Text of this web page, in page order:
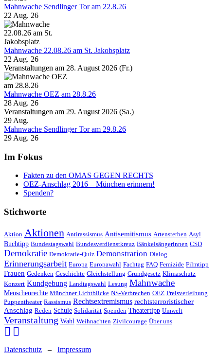
Mahnwache Sendlinger Tor am 22.8.26
22 Aug. 26
Mahnwache 22.08.26 am St. Jakobsplatz
22 Aug. 26
Veranstaltungen am 28. August 2026 (Fr.)
Mahnwache OEZ am 28.8.26
28 Aug. 26
Veranstaltungen am 29. August 2026 (Sa.)
29 Aug.
Mahnwache Sendlinger Tor am 29.8.26
29 Aug. 26
Im Fokus
Fakten zu den OMAS GEGEN RECHTS
OEZ-Anschlag 2016 – München erinnern!
Spenden?
Stichworte
Aktion Aktionen Antirassismus Antisemitismus Artensterben Asyl
Buchtipp Bundestagswahl Bundesverdienstkreuz Bänkelsängerinnen CSD
Demokratie Demokratie-Quiz Demonstration Dialog
Erinnerungsarbeit Europa Europawahl Fachtag FAQ Femizide Filmtipp
Frauen Gedenken Geschichte Gleichstellung Grundgesetz Klimaschutz
Konzert Kundgebung Landtagswahl Lesung Mahnwache
Menschenrechte Münchner Lichtblicke NS-Verbrechen OEZ Preisverleihung
Puppentheater Rassismus Rechtsextremismus rechtsterroristischer
Anschlag Reden Schule Solidarität Spenden Theatertipp Umwelt
Veranstaltung Wahl Weihnachten Zivilcourage Über uns
Datenschutz – Impressum